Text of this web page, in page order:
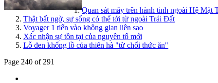
Quan sát mây trên hành tinh ngoài Hệ Mặt
Thật bất ngờ, sự sống có thể tới từ ngoài Trái Đất
Voyager 1 tiến vào không gian liên sao
Xác nhận sự tồn tại của nguyên tố mới
Lỗ đen khổng lồ của thiên hà "từ chối thức ăn"
Page 240 of 291